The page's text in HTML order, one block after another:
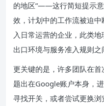
的地区”——这行简短提示
效，计划中的工作流被迫
入日常运营的企业，此类
出口环境与服务准入规则之
更关键的是，许多团队在
题出在Google账户本身，
寻找开关，或者尝试更换